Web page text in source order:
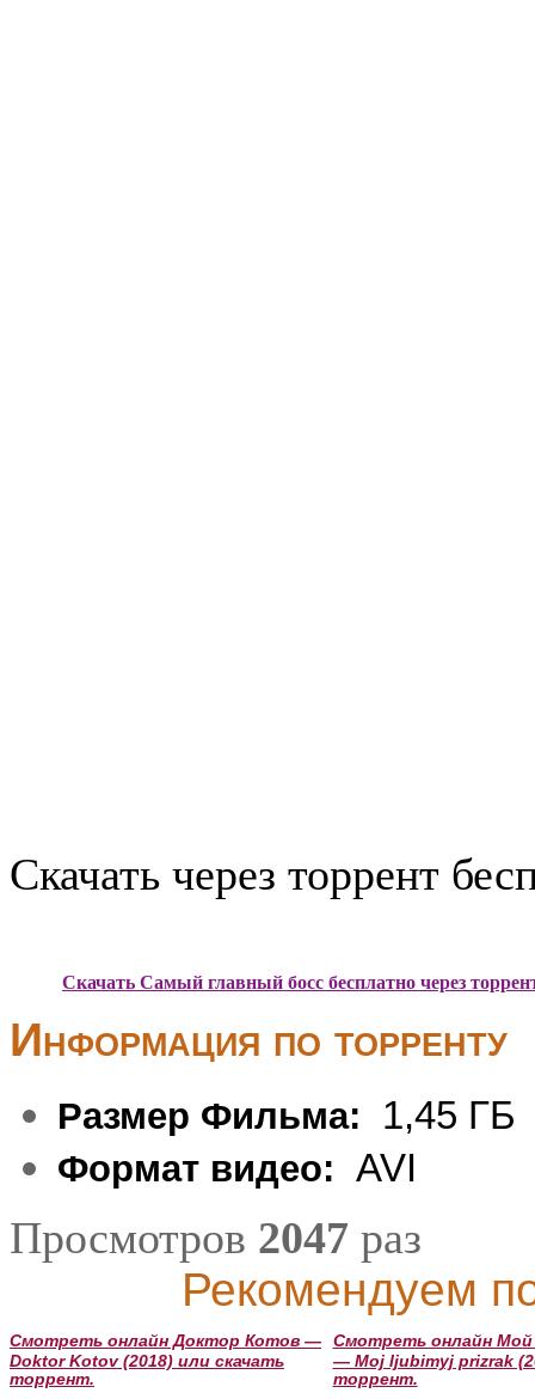
Скачать через торрент
Скачать Самый главный босс бесплатно через
Информация по торренту
Размер Фильма: 1,45 ГБ
Формат видео: AVI
Просмотров 2047 раз
Рекомендуем
Смотреть онлайн Доктор Котов —
Doktor Kotov (2018) или скачать
торрент.
Смотреть онлайн
— Moj ljubimyj prizrak
торрент.